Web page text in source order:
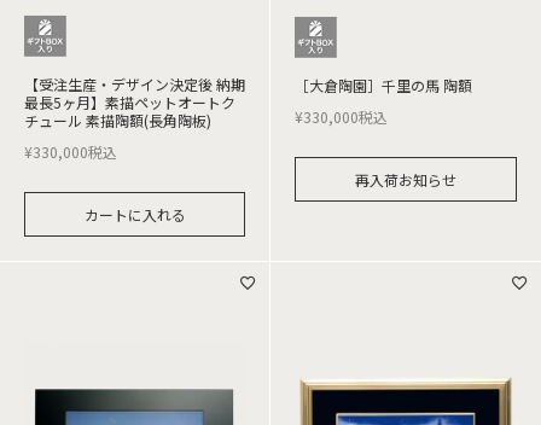
【受注生産・デザイン決定後 納期
最長5ヶ月】素描ペットオートク
チュール 素描陶額(長角陶板)
¥330,000税込
カートに入れる
［大倉陶園］千里の馬 陶額
¥330,000税込
再入荷お知らせ